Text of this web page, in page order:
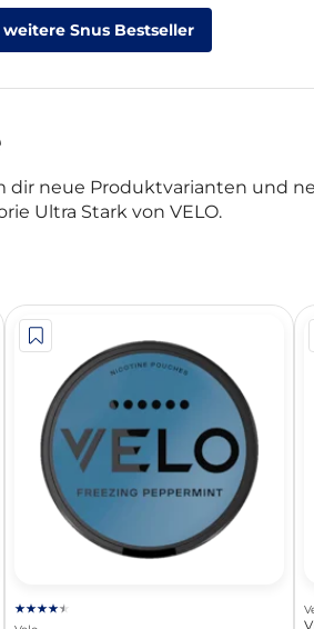
Snus Bestseller
neue Produktvarianten und
Ultra Stark von VELO.